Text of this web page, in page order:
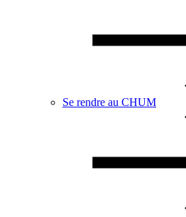
Se rendre au CHUM